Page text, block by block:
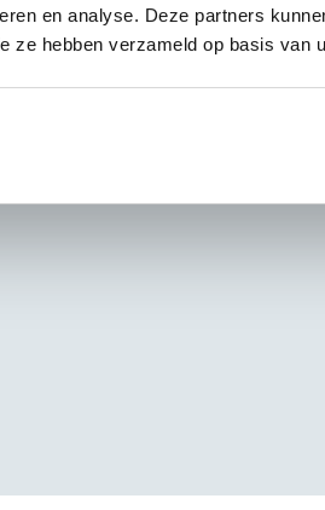
en analyse. Deze partners
ze hebben verzameld op basis van